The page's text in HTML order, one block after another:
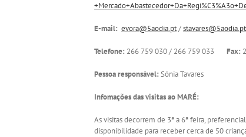
E-mail: evora@5aodia.pt/stavares@5aodia.pt
Telefone: 266 759 030 / 266 759 033 Fax:
Pessoa responsável: Sónia Tavares
Infomações das visitas ao MARÉ:
As visitas decorrem de 3ª a 6ª feira,
disponibilidade para receber cerca de 50